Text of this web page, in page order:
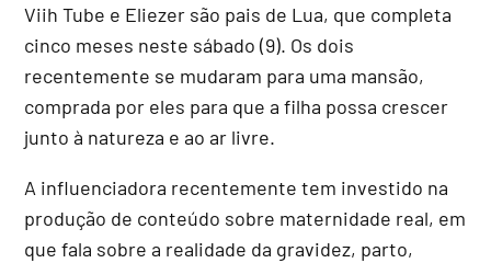
Viih Tube e Eliezer são pais de Lua, que completa
cinco meses neste sábado (9). Os dois
recentemente se mudaram para uma mansão,
comprada por eles para que a filha possa crescer
junto à natureza e ao ar livre.
A influenciadora recentemente tem investido na
produção de conteúdo sobre maternidade real, em
que fala sobre a realidade da gravidez, parto,